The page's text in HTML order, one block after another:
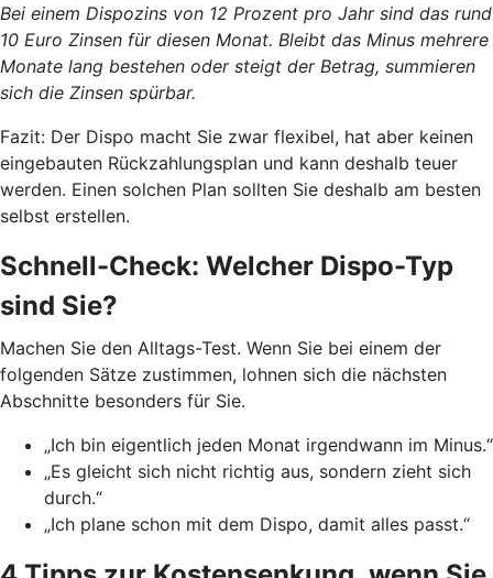
Bei einem Dispozins von 12 Prozent pro Jahr sind das rund
10 Euro Zinsen für diesen Monat. Bleibt das Minus mehrere
Monate lang bestehen oder steigt der Betrag, summieren
sich die Zinsen spürbar.
Fazit: Der Dispo macht Sie zwar flexibel, hat aber keinen
eingebauten Rückzahlungsplan und kann deshalb teuer
werden. Einen solchen Plan sollten Sie deshalb am besten
selbst erstellen.
Schnell-Check: Welcher Dispo-Typ
sind Sie?
Machen Sie den Alltags-Test. Wenn Sie bei einem der
folgenden Sätze zustimmen, lohnen sich die nächsten
Abschnitte besonders für Sie.
„Ich bin eigentlich jeden Monat irgendwann im Minus.“
„Es gleicht sich nicht richtig aus, sondern zieht sich
durch.“
„Ich plane schon mit dem Dispo, damit alles passt.“